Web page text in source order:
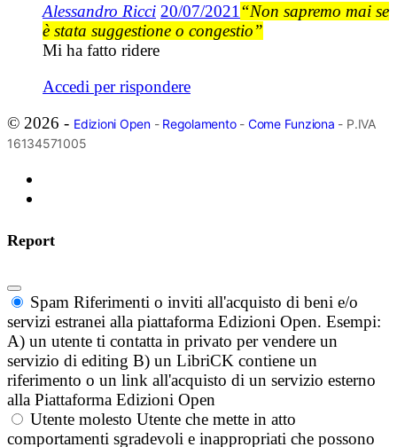
Alessandro Ricci 20/07/2021 “Non sapremo mai se
è stata suggestione o congestio”
Mi ha fatto ridere
Accedi per rispondere
© 2026 - Edizioni Open- Regolamento- Come Funziona - P.IVA
16134571005
Report
Spam Riferimenti o inviti all'acquisto di beni e/o
servizi estranei alla piattaforma Edizioni Open. Esempi:
A) un utente ti contatta in privato per vendere un
servizio di editing B) un LibriCK contiene un
riferimento o un link all'acquisto di un servizio esterno
alla Piattaforma Edizioni Open
Utente molesto Utente che mette in atto
comportamenti sgradevoli e inappropriati che possono